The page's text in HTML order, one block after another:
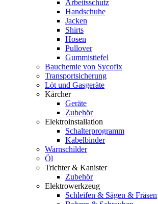
Arbeitsschutz
Handschuhe
Jacken
Shirts
Hosen
Pullover
Gummistiefel
Bauchemie von Sycofix
Transportsicherung
Löt und Gasgeräte
Kärcher
Geräte
Zubehör
Elektroinstallation
Schalterprogramm
Kabelbinder
Warnschilder
Öl
Trichter & Kanister
Zubehör
Elektrowerkzeug
Schleifen & Sägen & Fräsen